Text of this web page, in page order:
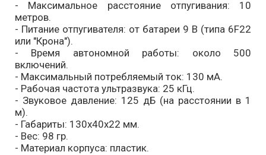
- Максимальное расстояние отпугивания: 10
метров.
- Питание отпугивателя: от батареи 9 В (типа 6F22
или "Крона").
- Время автономной работы: около 500
включений.
- Максимальный потребляемый ток: 130 мА.
- Рабочая частота ультразвука: 25 кГц.
- Звуковое давление: 125 дБ (на расстоянии в 1
м).
- Габариты: 130х40х22 мм.
- Вес: 98 гр.
- Материал корпуса: пластик.